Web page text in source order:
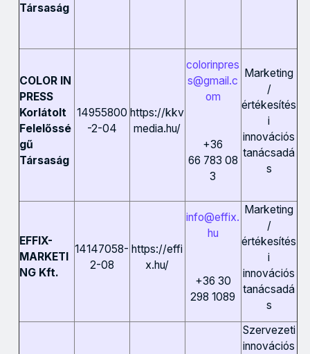
Társaság
COLOR IN
PRESS
Korlátolt
Felelőssé
gű
Társaság
14955800
-2-04
https://kkv
media.hu/
colorinpres
s@gmail.c
om
+36
66 783 08
3
Marketing
/
értékesítés
i
innovációs
tanácsadá
s
EFFIX-
MARKETI
NG Kft.
14147058-
2-08
https://effi
x.hu/
info@effix.
hu
+36 30
298 1089
Marketing
/
értékesítés
i
innovációs
tanácsadá
s
Szervezeti
innovációs